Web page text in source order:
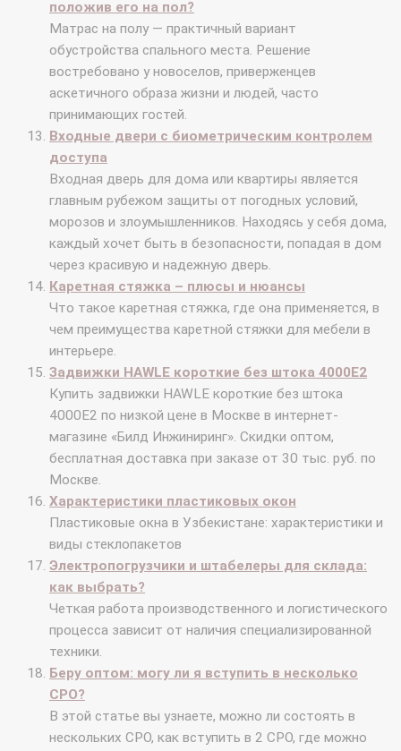
положив его на пол?
Матрас на полу — практичный вариант
обустройства спального места. Решение
востребовано у новоселов, приверженцев
аскетичного образа жизни и людей, часто
принимающих гостей.
Входные двери с биометрическим контролем
доступа
Входная дверь для дома или квартиры является
главным рубежом защиты от погодных условий,
морозов и злоумышленников. Находясь у себя дома,
каждый хочет быть в безопасности, попадая в дом
через красивую и надежную дверь.
Каретная стяжка – плюсы и нюансы
Что такое каретная стяжка, где она применяется, в
чем преимущества каретной стяжки для мебели в
интерьере.
Задвижки HAWLE короткие без штока 4000E2
Купить задвижки HAWLE короткие без штока
4000E2 по низкой цене в Москве в интернет-
магазине «Билд Инжиниринг». Скидки оптом,
бесплатная доставка при заказе от 30 тыс. руб. по
Москве.
Характеристики пластиковых окон
Пластиковые окна в Узбекистане: характеристики и
виды стеклопакетов
Электропогрузчики и штабелеры для склада:
как выбрать?
Четкая работа производственного и логистического
процесса зависит от наличия специализированной
техники.
Беру оптом: могу ли я вступить в несколько
СРО?
В этой статье вы узнаете, можно ли состоять в
нескольких СРО, как вступить в 2 СРО, где можно